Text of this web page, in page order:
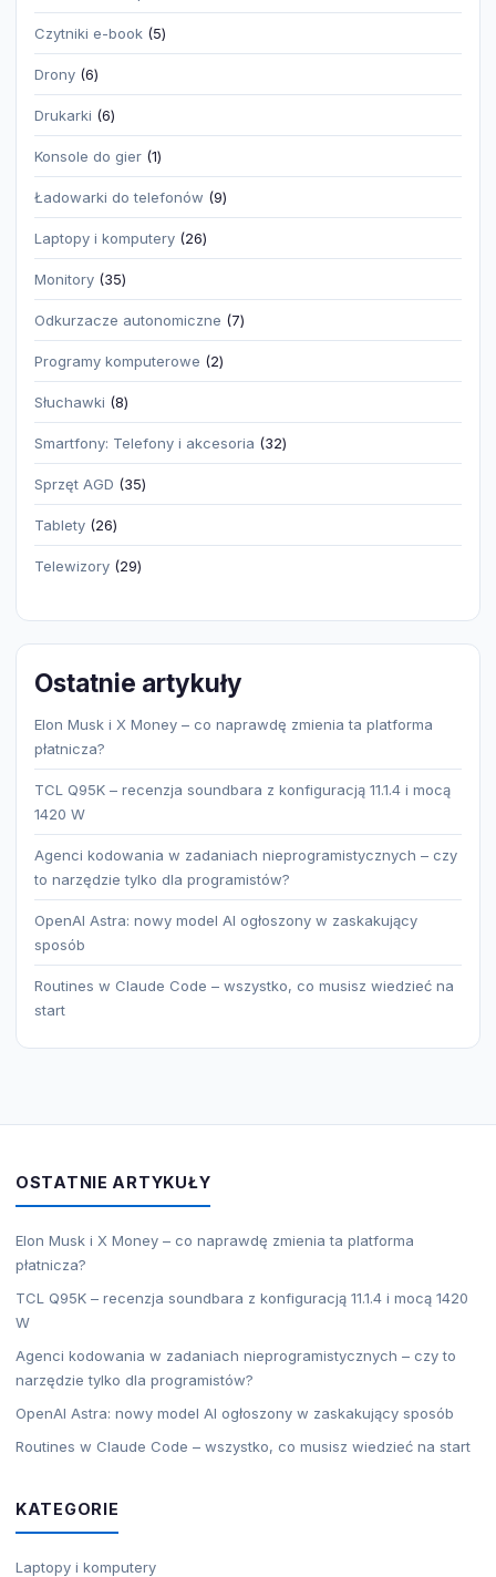
produktów
Czytniki e-book
55
produktów
Drony 66
produktów
Drukarki
66
produktów
Konsole do gier 11
produkt
Ładowarki do telefonów
99
produktów
Laptopy i komputery
2626
produktów
Monitory
3535
produktów
Odkurzacze autonomiczne
77
produktów
Programy komputerowe
22
produkty
Słuchawki
88
produktów
Smartfony: Telefony i akcesoria
3232
produkty
Sprzęt AGD
3535
produktów
Tablety
2626
produktów
Telewizory
2929
Ostatnie artykuły
Elon Musk i X Money – co naprawdę zmienia ta platforma
płatnicza?
TCL Q95K – recenzja soundbara z konfiguracją 11.1.4 i mocą
1420 W
Agenci kodowania w zadaniach nieprogramistycznych – czy
to narzędzie tylko dla programistów?
OpenAI Astra: nowy model AI ogłoszony w zaskakujący
sposób
Routines w Claude Code – wszystko, co musisz wiedzieć na
start
OSTATNIE ARTYKUŁY
Elon Musk i X Money – co naprawdę zmienia ta platforma
płatnicza?
TCL Q95K – recenzja soundbara z konfiguracją 11.1.4 i mocą 1420
W
Agenci kodowania w zadaniach nieprogramistycznych – czy to
narzędzie tylko dla programistów?
OpenAI Astra: nowy model AI ogłoszony w zaskakujący sposób
Routines w Claude Code – wszystko, co musisz wiedzieć na start
KATEGORIE
Laptopy i komputery